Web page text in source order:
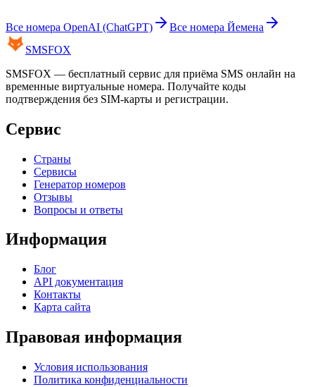
Все номера OpenAI (ChatGPT) Все номера Йемена
SMSFOX
SMSFOX — бесплатный сервис для приёма SMS онлайн на
временные виртуальные номера. Получайте коды
подтверждения без SIM-карты и регистрации.
Сервис
Страны
Сервисы
Генератор номеров
Отзывы
Вопросы и ответы
Информация
Блог
API документация
Контакты
Карта сайта
Правовая информация
Условия использования
Политика конфиденциальности